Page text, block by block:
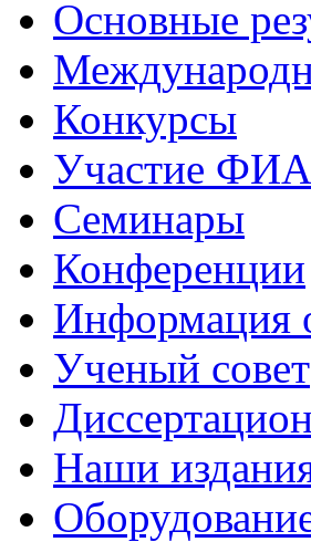
Основные
Конкурсы
Участие
Семинары
Конференции
Информация
Ученый совет
Наши